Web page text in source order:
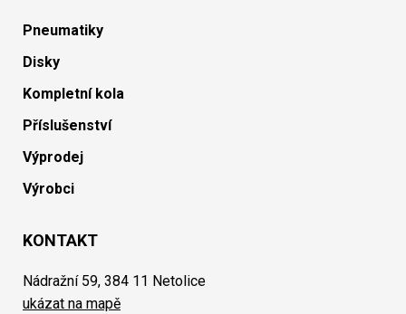
Pneumatiky
Disky
Kompletní kola
Příslušenství
Výprodej
Výrobci
KONTAKT
Nádražní 59, 384 11 Netolice
ukázat na mapě